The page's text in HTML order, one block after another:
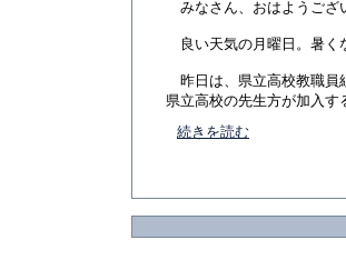
みなさん、おはようござ
良い天気の月曜日。暑く
昨日は、県立高校教職員
県立高校の先生方が加入す
続きを読む